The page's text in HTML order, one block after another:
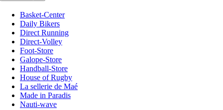
Basket-Center
Daily Bikers
Direct Running
Direct-Volley
Foot-Store
Galope-Store
Handball-Store
House of Rugby
La sellerie de Maé
Made in Paradis
Nauti-wave